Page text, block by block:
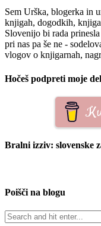
Sem Urška, blogerka in
knjigah, dogodkih,
Slovenijo bi rada
pri nas pa še ne -
vlogov o knjigarnah,
Hočeš podpreti moje
Bralni izziv: slovenske
Poišči na blogu